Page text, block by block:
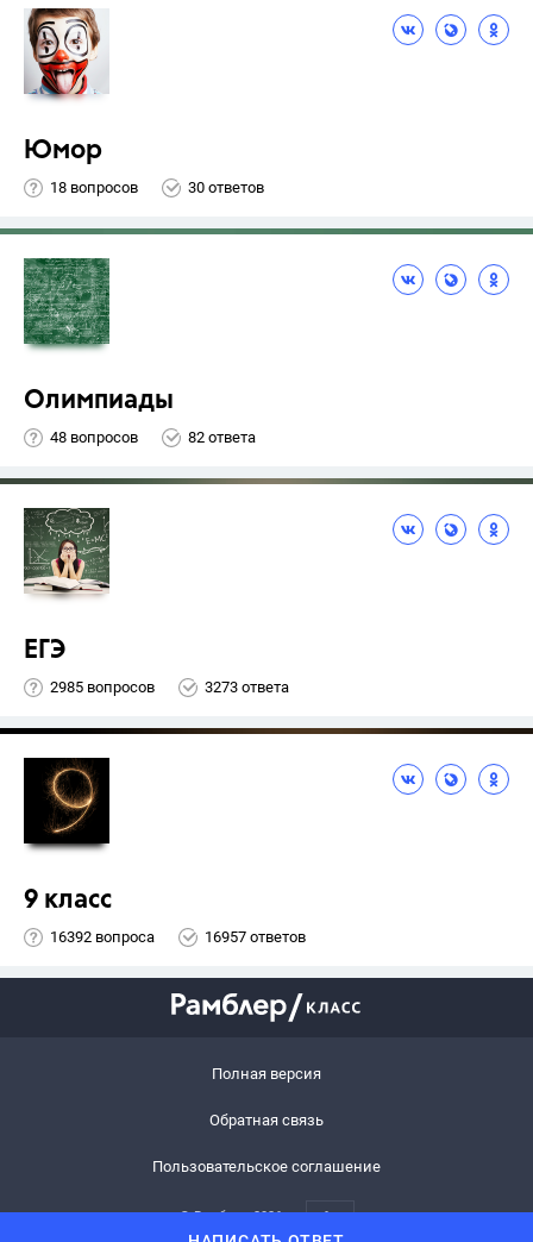
Юмор
18 вопросов 30 ответов
Олимпиады
48 вопросов 82 ответа
ЕГЭ
2985 вопросов 3273 ответа
9 класс
16392 вопроса 16957 ответов
Полная версия
Обратная связь
Пользовательское соглашение
© Рамблер,2026 6+